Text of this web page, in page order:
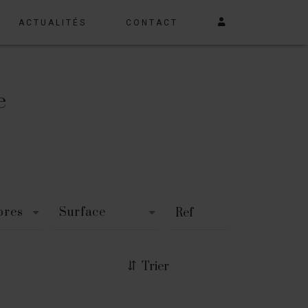
ACTUALITÉS CONTACT
Surface
Trier